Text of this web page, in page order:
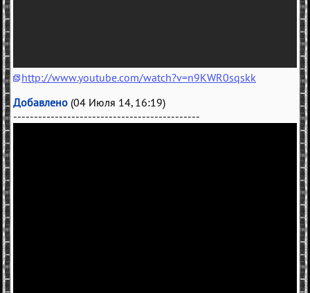
http://www.youtube.com/watch?v=n9KWR0sqskk
Добавлено (04 Июля 14, 16:19)
---------------------------------------------